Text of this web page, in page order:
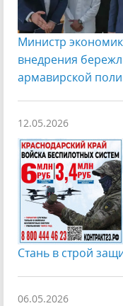
Министр
внедрения
армавирской
12.05.2026
Стань в строй
06.05.2026